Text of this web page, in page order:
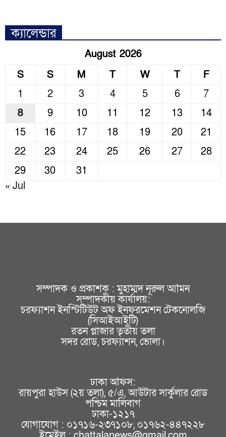
ক্যালেন্ডার
August 2026
S
S M T W T
F
1
2 3 4 5 6
7
8
9 10 11 12 13
14
15
16 17 18 19 20
21
22
23 24 25 26 27
28
29
30
31
« Jul
সম্পাদক ও প্রকাশক : মুহাম্মদ নূরুল আমিন
সম্পাদকীয় কার্যালয়:
চরফ্যাশন ইনস্টিটিউট অফ ইনফরমেশন টেকনোলজি
(সিআইআইটি)
রতন প্লাজার তৃতীয় তলা
সদর রোড, চরফ্যাশন, ভোলা।
ঢাকা অফিস:
রায়পুরা হাউস (২য় তলা), ৫/এ, আউটার সার্কুলার রোড
পশ্চিম মালিবাগ
ঢাকা-১২১৭
যোগাযোগ : ০১৭১৬-২৩৭১০৮, ০১৭৬২-৪৪৭২২৮